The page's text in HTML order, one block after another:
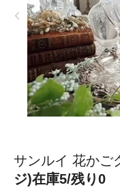
サンルイ 花かご
ジ)在庫5/残り0